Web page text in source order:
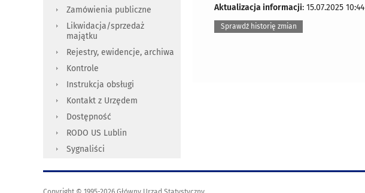
Aktualizacja informacji: 15.07.2025 10:44
Sprawdź historię zmian
Zamówienia publiczne
Likwidacja/sprzedaż
majątku
Rejestry, ewidencje, archiwa
Kontrole
Instrukcja obsługi
Kontakt z Urzędem
Dostępność
RODO US Lublin
Sygnaliści